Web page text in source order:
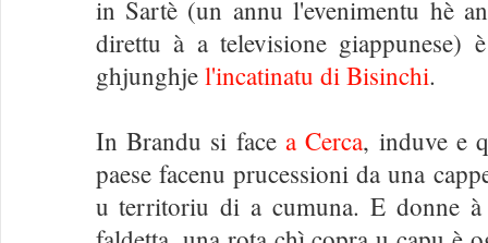
in Sartè (un annu l'evenimentu hè
direttu à a televisione giappunese)
ghjunghje l'incatinatu di Bisinchi.
In Brandu si face a Cerca, induve e
paese facenu prucessioni da una
u territoriu di a cumuna. E donne à